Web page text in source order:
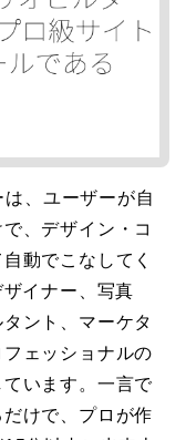
、ユーザーが自
、デザイン・コ
動でこなしてく
イナー、写真
ント、マーケタ
ェッショナルの
います。一言で
けで、プロが作